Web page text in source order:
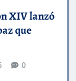
XIV lanzó
que
0